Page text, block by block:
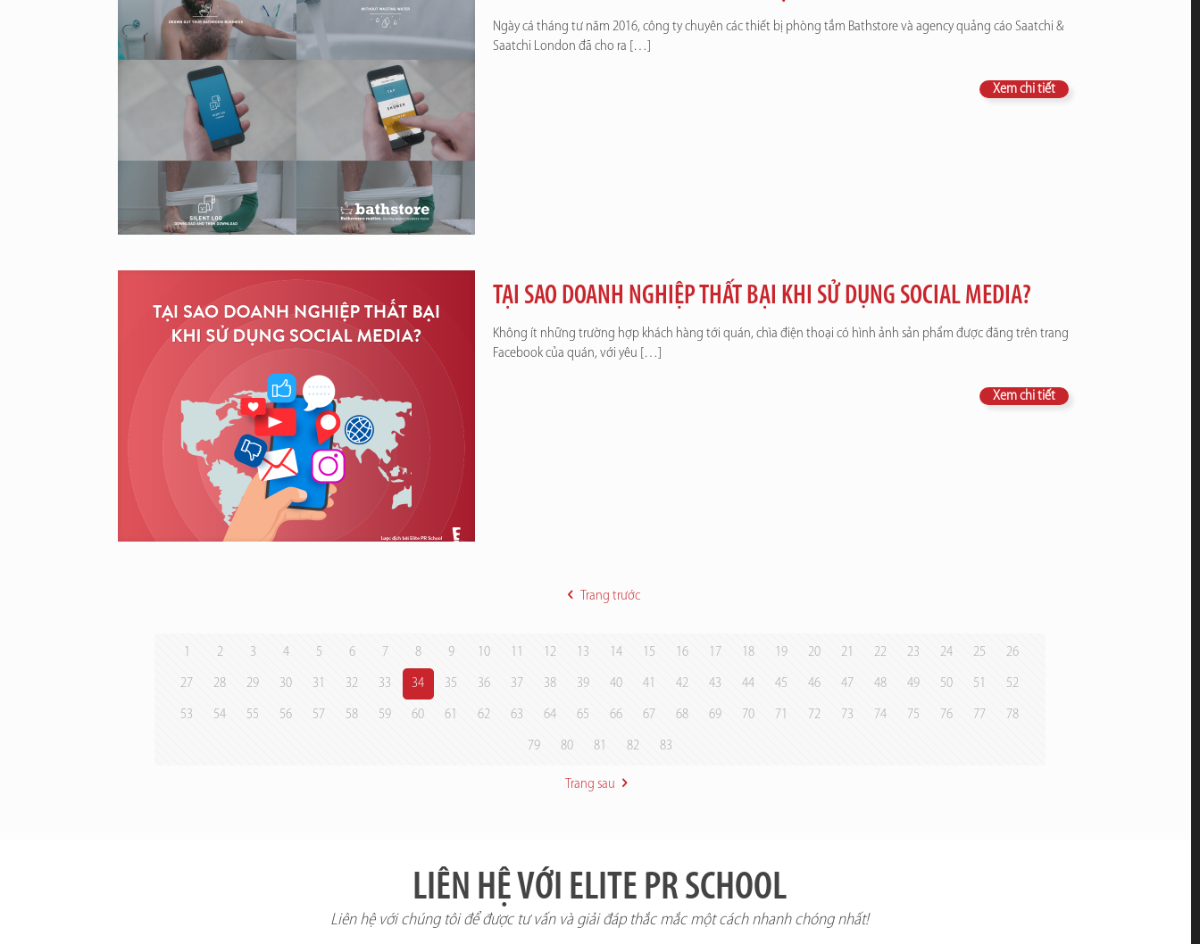
Ngày cá tháng tư năm 2016, công ty chuyên các thiết bị phòng tắm Bathstore và agency quảng cáo Saatchi &
Saatchi London đã cho ra […]
Xem chi tiết
TẠI SAO DOANH NGHIỆP THẤT BẠI KHI SỬ DỤNG SOCIAL MEDIA?
Không ít những trường hợp khách hàng tới quán, chìa điện thoại có hình ảnh sản phẩm được đăng trên trang
Facebook của quán, với yêu […]
Xem chi tiết
Trang trước
1 2 3 4 5 6 7 8 9 10 11 12 13 14 15 16 17 18 19 20 21 22 23 24 25 26
27 28 29 30 31 32 33 34 35 36 37 38 39 40 41 42 43 44 45 46 47 48 49 50 51 52
53 54 55 56 57 58 59 60 61 62 63 64 65 66 67 68 69 70 71 72 73 74 75 76 77 78
79 80 81 82 83
Trang sau
LIÊN HỆ VỚI ELITE PR SCHOOL
Liên hệ với chúng tôi để được tư vấn và giải đáp thắc mắc một cách nhanh chóng nhất!